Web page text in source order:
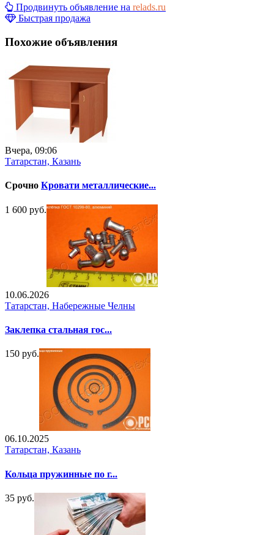
Продвинуть объявление на relads.ru
Быстрая продажа
Похожие объявления
Вчера, 09:06
Татарстан, Казань
Срочно Кровати металлические...
1 600 руб.
10.06.2026
Татарстан, Набережные Челны
Заклепка стальная гос...
150 руб.
06.10.2025
Татарстан, Казань
Кольца пружинные по г...
35 руб.